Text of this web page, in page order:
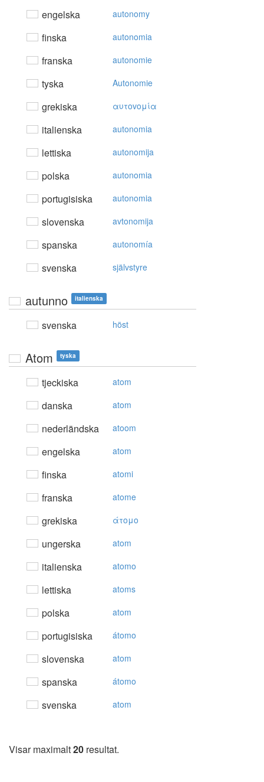
engelska autonomy
finska autonomia
franska autonomie
tyska Autonomie
grekiska αυτovoμία
italienska autonomia
lettiska autonomija
polska autonomia
portugisiska autonomia
slovenska avtonomija
spanska autonomía
svenska självstyre
autunno italienska
svenska höst
Atom tyska
tjeckiska atom
danska atom
nederländska atoom
engelska atom
finska atomi
franska atome
grekiska άτoμo
ungerska atom
italienska atomo
lettiska atoms
polska atom
portugisiska átomo
slovenska atom
spanska átomo
svenska atom
Visar maximalt20 resultat.